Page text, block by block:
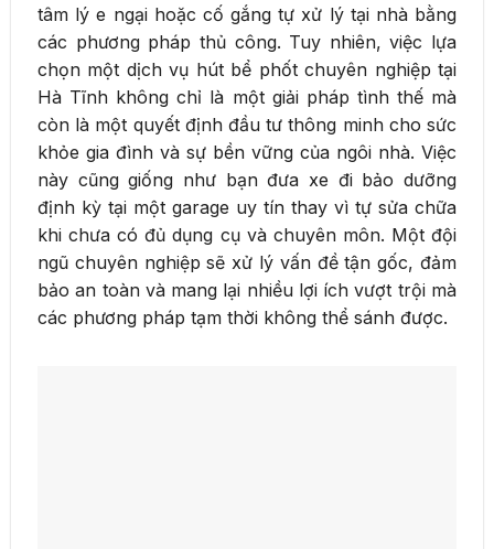
tâm lý e ngại hoặc cố gắng tự xử lý tại nhà bằng
các phương pháp thủ công. Tuy nhiên, việc lựa
chọn một dịch vụ hút bể phốt chuyên nghiệp tại
Hà Tĩnh không chỉ là một giải pháp tình thế mà
còn là một quyết định đầu tư thông minh cho sức
khỏe gia đình và sự bền vững của ngôi nhà. Việc
này cũng giống như bạn đưa xe đi bảo dưỡng
định kỳ tại một garage uy tín thay vì tự sửa chữa
khi chưa có đủ dụng cụ và chuyên môn. Một đội
ngũ chuyên nghiệp sẽ xử lý vấn đề tận gốc, đảm
bảo an toàn và mang lại nhiều lợi ích vượt trội mà
các phương pháp tạm thời không thể sánh được.